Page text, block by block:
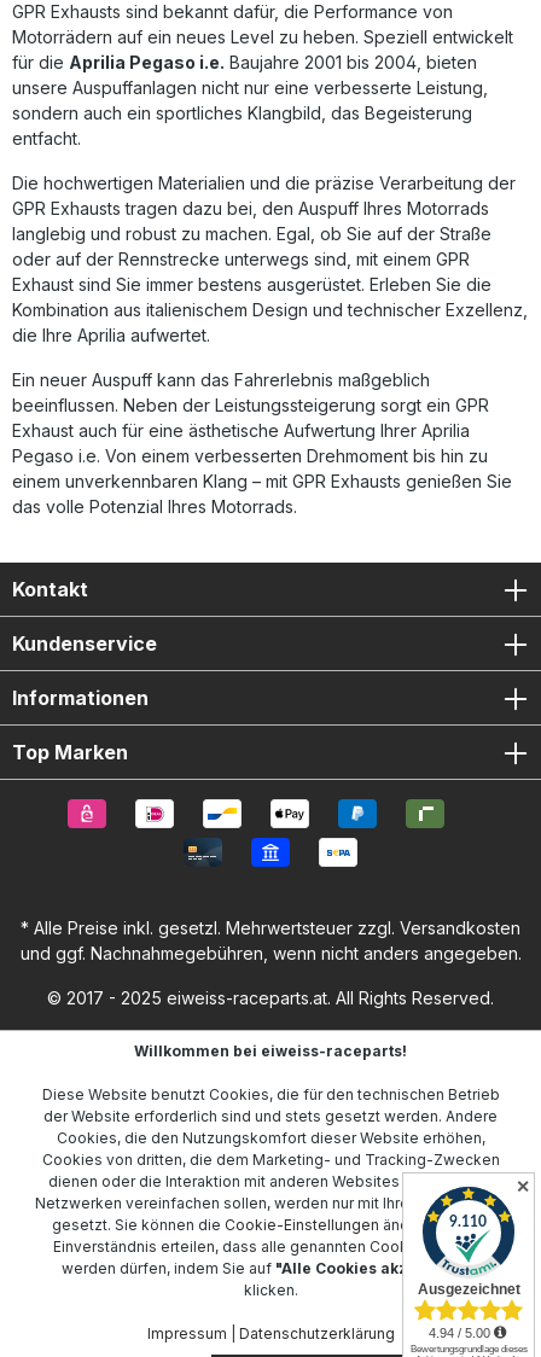
optimale Passgenauigkeit sind alle fahrzeugspezifischen
Halterungen im Lieferumfang enthalten. Die Montage
erfolgt Plug & Play – für beste Ergebnisse wird jedoch die
Installation in einer Fachwerkstatt empfohlen. Sportlicher
Edelstahl-Slip-on mit dualer Straßenzulassung Spürbare
Verbesserung von Drehmoment und Leistung Deutliche
Gewichtsreduktion gegenüber der Serienanlage Inklusive
Verarbeitung und DIN-zertifizierte Qualität Lieferumfang:
GPR Furore-X Inox Slip-on Auspuffanlage
Fahrzeugspezifische Halterungen Verbindungsrohre
Entfernbare dB-Killer Montagematerial
GPR Exhausts sind bekannt dafür, die Performance von
Motorrädern auf ein neues Level zu heben. Speziell entwickelt
für die Aprilia Pegaso i.e. Baujahre 2001 bis 2004, bieten
unsere Auspuffanlagen nicht nur eine verbesserte Leistung,
sondern auch ein sportliches Klangbild, das Begeisterung
entfacht.
Die hochwertigen Materialien und die präzise Verarbeitung der
GPR Exhausts tragen dazu bei, den Auspuff Ihres Motorrads
langlebig und robust zu machen. Egal, ob Sie auf der Straße
oder auf der Rennstrecke unterwegs sind, mit einem GPR
Exhaust sind Sie immer bestens ausgerüstet. Erleben Sie die
Kombination aus italienischem Design und technischer Exzellenz,
die Ihre Aprilia aufwertet.
Ein neuer Auspuff kann das Fahrerlebnis maßgeblich
beeinflussen. Neben der Leistungssteigerung sorgt ein GPR
Exhaust auch für eine ästhetische Aufwertung Ihrer Aprilia
Pegaso i.e. Von einem verbesserten Drehmoment bis hin zu
einem unverkennbaren Klang – mit GPR Exhausts genießen Sie
das volle Potenzial Ihres Motorrads.
Kontakt
Kundenservice
Informationen
Top Marken
* Alle Preise inkl. gesetzl. Mehrwertsteuer zzgl. Versandkosten
und ggf. Nachnahmegebühren, wenn nicht anders angegeben.
© 2017 - 2025 eiweiss-raceparts.at. All Rights Reserved.
Willkommen bei eiweiss-raceparts!
Diese Website benutzt Cookies, die für den technischen Betrieb
der Website erforderlich sind und stets gesetzt werden. Andere
Cookies, die den Nutzungskomfort dieser Website erhöhen,
Cookies von dritten, die dem Marketing- und Tracking-Zwecken
dienen oder die Interaktion mit anderen Websites und sozialen
Netzwerken vereinfachen sollen, werden nur mit Ihrer Zustimmung
gesetzt. Sie können die Cookie-Einstellungen ändern oder Ihr
Einverständnis erteilen, dass alle genannten Cookies gesetzt
werden dürfen, indem Sie auf "Alle Cookies akzeptieren"
klicken.
Impressum Datenschutzerklärung
✕